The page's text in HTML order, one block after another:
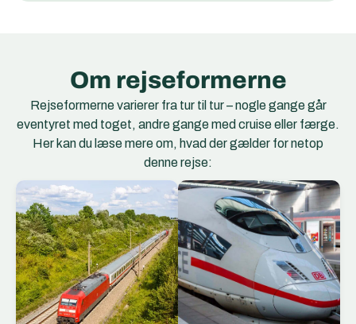
Om rejseformerne
Rejseformerne varierer fra tur til tur – nogle gange går
eventyret med toget, andre gange med cruise eller færge.
Her kan du læse mere om, hvad der gælder for netop
denne rejse:
EC Togene
EuroCity (EC) er et
netværk af
internationale
hurtigtog, der forbinder
storbyer og regioner på